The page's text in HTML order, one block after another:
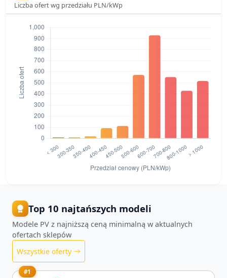
Liczba ofert wg przedziału PLN/kWp
Top 10 najtańszych modeli
Modele PV z najniższą ceną minimalną w aktualnych
ofertach sklepów
Wszystkie oferty
#1